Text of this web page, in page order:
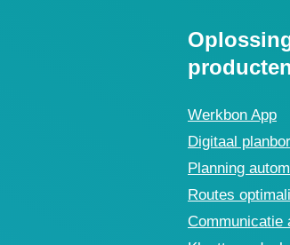
Werkbon App
Digitaal
Planning
Routes
Communicatie